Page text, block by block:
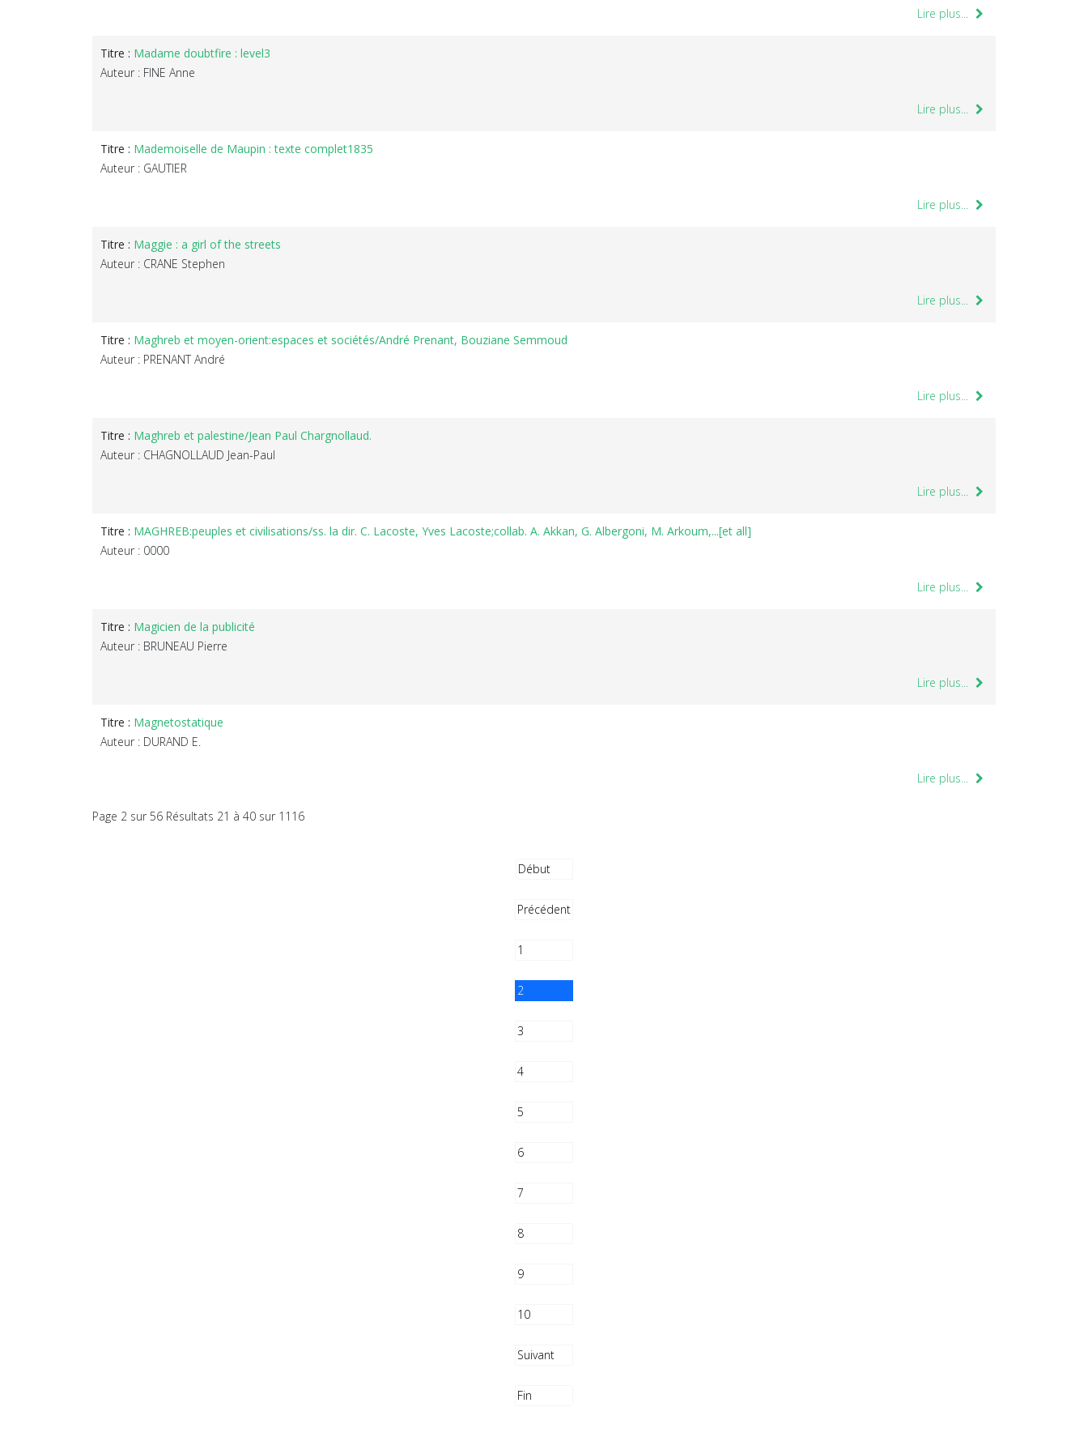
Lire plus...
Titre : Madame doubtfire : level3
Auteur : FINE Anne
Lire plus...
Titre : Mademoiselle de Maupin : texte complet1835
Auteur : GAUTIER
Lire plus...
Titre : Maggie : a girl of the streets
Auteur : CRANE Stephen
Lire plus...
Titre : Maghreb et moyen-orient:espaces et sociétés/André Prenant, Bouziane Semmoud
Auteur : PRENANT André
Lire plus...
Titre : Maghreb et palestine/Jean Paul Chargnollaud.
Auteur : CHAGNOLLAUD Jean-Paul
Lire plus...
Titre : MAGHREB:peuples et civilisations/ss. la dir. C. Lacoste, Yves Lacoste;collab. A. Akkan, G. Albergoni, M. Arkoum,...[et all]
Auteur : 0000
Lire plus...
Titre : Magicien de la publicité
Auteur : BRUNEAU Pierre
Lire plus...
Titre : Magnetostatique
Auteur : DURAND E.
Lire plus...
Page 2 sur 56 Résultats 21 à 40 sur 1116
Début
Précédent
1
2
3
4
5
6
7
8
9
10
Suivant
Fin